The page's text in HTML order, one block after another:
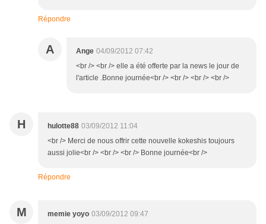
Répondre
A Ange 04/09/2012 07:42
<br /> <br /> elle a été offerte par la news le jour de
l'article .Bonne journée<br /> <br /> <br /> <br />
H hulotte88 03/09/2012 11:04
<br /> Merci de nous offrir cette nouvelle kokeshis toujours
aussi jolie<br /> <br /> <br /> Bonne journée<br />
Répondre
M memie yoyo 03/09/2012 09:47